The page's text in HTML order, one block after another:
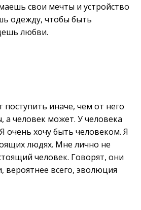
свои мечты и устройство
одежду, чтобы быть
любви.
иначе, чем от него
а человек может. У человека
очень хочу быть человеком. Я
людях. Мне лично не
человек. Говорят, они
всего, эволюция